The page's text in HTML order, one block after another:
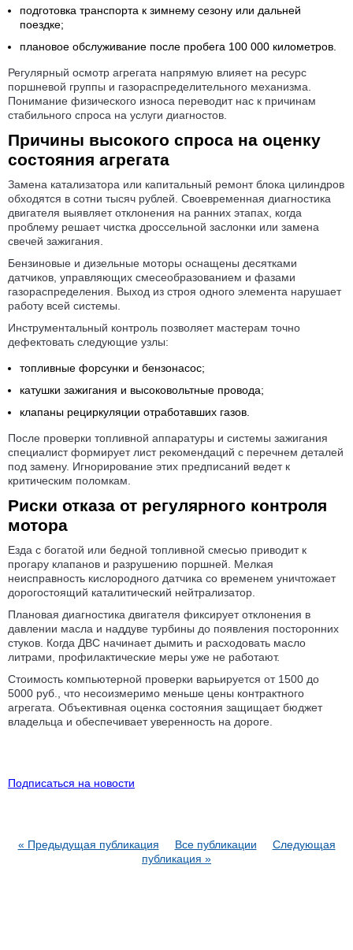
подготовка транспорта к зимнему сезону или дальней
поездке;
плановое обслуживание после пробега 100 000 километров.
Регулярный осмотр агрегата напрямую влияет на ресурс
поршневой группы и газораспределительного механизма.
Понимание физического износа переводит нас к причинам
стабильного спроса на услуги диагностов.
Причины высокого спроса на оценку
состояния агрегата
Замена катализатора или капитальный ремонт блока цилиндров
обходятся в сотни тысяч рублей. Своевременная диагностика
двигателя выявляет отклонения на ранних этапах, когда
проблему решает чистка дроссельной заслонки или замена
свечей зажигания.
Бензиновые и дизельные моторы оснащены десятками
датчиков, управляющих смесеобразованием и фазами
газораспределения. Выход из строя одного элемента нарушает
работу всей системы.
Инструментальный контроль позволяет мастерам точно
дефектовать следующие узлы:
топливные форсунки и бензонасос;
катушки зажигания и высоковольтные провода;
клапаны рециркуляции отработавших газов.
После проверки топливной аппаратуры и системы зажигания
специалист формирует лист рекомендаций с перечнем деталей
под замену. Игнорирование этих предписаний ведет к
критическим поломкам.
Риски отказа от регулярного контроля
мотора
Езда с богатой или бедной топливной смесью приводит к
прогару клапанов и разрушению поршней. Мелкая
неисправность кислородного датчика со временем уничтожает
дорогостоящий каталитический нейтрализатор.
Плановая диагностика двигателя фиксирует отклонения в
давлении масла и наддуве турбины до появления посторонних
стуков. Когда ДВС начинает дымить и расходовать масло
литрами, профилактические меры уже не работают.
Стоимость компьютерной проверки варьируется от 1500 до
5000 руб., что несоизмеримо меньше цены контрактного
агрегата. Объективная оценка состояния защищает бюджет
владельца и обеспечивает уверенность на дороге.
Подписаться на новости
« Предыдущая публикация Все публикации
Следующая
публикация »